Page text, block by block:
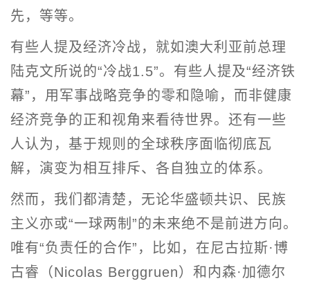
先，等等。
有些人提及经济冷战，就如澳大利亚前总理
陆克文所说的“冷战1.5”。有些人提及“经济铁
幕”，用军事战略竞争的零和隐喻，而非健康
经济竞争的正和视角来看待世界。还有一些
人认为，基于规则的全球秩序面临彻底瓦
解，演变为相互排斥、各自独立的体系。
然而，我们都清楚，无论华盛顿共识、民族
主义亦或“一球两制”的未来绝不是前进方向。
唯有“负责任的合作”，比如，在尼古拉斯·博
古睿（Nicolas Berggruen）和内森·加德尔